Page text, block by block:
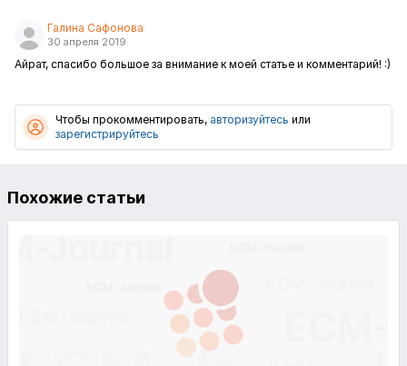
Галина Сафонова
30 апреля 2019
Айрат, спасибо большое за внимание к моей статье и комментарий! :)
Чтобы прокомментировать, авторизуйтесь или
зарегистрируйтесь
Похожие статьи